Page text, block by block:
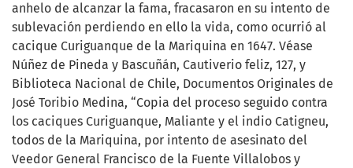
anhelo de alcanzar la fama, fracasaron en su intento de
sublevación perdiendo en ello la vida, como ocurrió al
cacique Curiguanque de la Mariquina en 1647. Véase
Núñez de Pineda y Bascuñán, Cautiverio feliz, 127, y
Biblioteca Nacional de Chile, Documentos Originales de
José Toribio Medina, “Copia del proceso seguido contra
los caciques Curiguanque, Maliante y el indio Catigneu,
todos de la Mariquina, por intento de asesinato del
Veedor General Francisco de la Fuente Villalobos y